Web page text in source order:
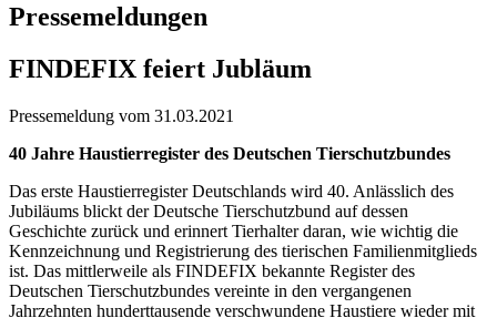
Pressemeldungen
FINDEFIX feiert Jubläum
Pressemeldung vom 31.03.2021
40 Jahre Haustierregister des Deutschen Tierschutzbundes
Das erste Haustierregister Deutschlands wird 40. Anlässlich des
Jubiläums blickt der Deutsche Tierschutzbund auf dessen
Geschichte zurück und erinnert Tierhalter daran, wie wichtig die
Kennzeichnung und Registrierung des tierischen Familienmitglieds
ist. Das mittlerweile als FINDEFIX bekannte Register des
Deutschen Tierschutzbundes vereinte in den vergangenen
Jahrzehnten hunderttausende verschwundene Haustiere wieder mit